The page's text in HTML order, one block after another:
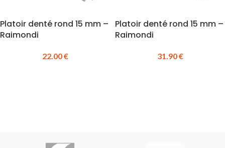
Platoir denté rond 15 mm –
Raimondi
22.00€
Platoir denté rond 15 mm –
Raimondi
31.90€